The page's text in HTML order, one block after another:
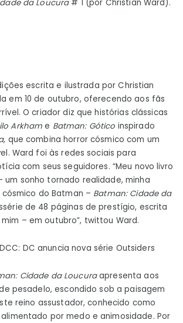
Cidadeda Loucura# 1 (por Christian Ward).
escrita e ilustrada por Christian
em 10 de outubro, oferecendo aos fãs
O criador diz que histórias clássicas
Arkham e Batman: Gótico inspirado
, que combina horror cósmico com um
Ward foi às redes sociais para
com seus seguidores. “Meu novo livro
um sonho tornado realidade, minha
do Batman – Batman: Cidade da
de 48 páginas de prestígio, escrita
– em outubro”, twittou Ward.
DC anuncia nova série Outsiders
Cidade da Loucuraapresenta aos
pesadelo, escondido sob a paisagem
reino assustador, conhecido como
por medo e animosidade. Por